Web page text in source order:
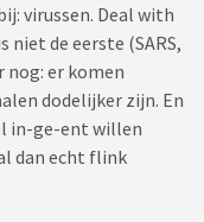
virussen. Deal with
niet de eerste (SARS,
nog: er komen
dodelijker zijn. En
in-ge-ent willen
dan echt flink